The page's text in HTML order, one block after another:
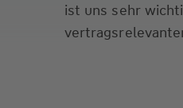
ist uns sehr